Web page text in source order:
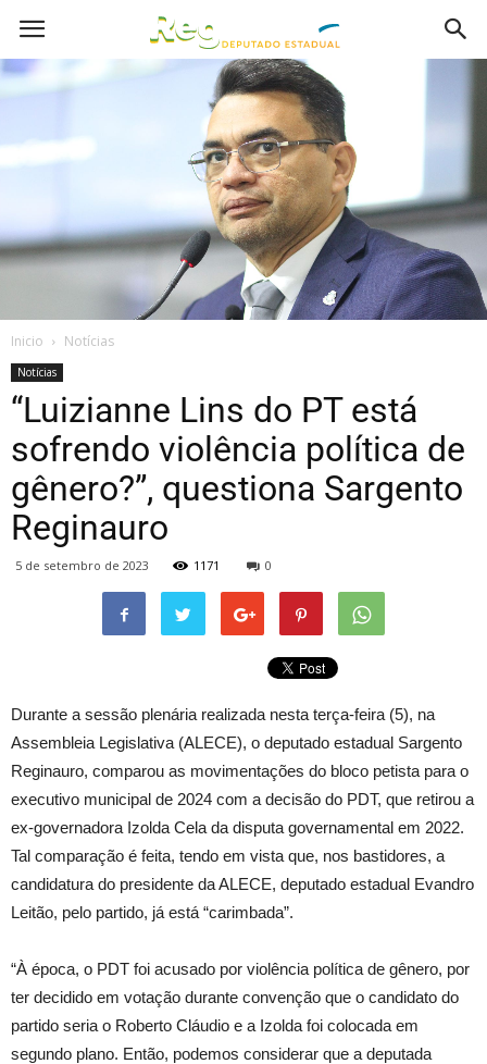
Inicio Notícias
Notícias
“Luizianne Lins do PT está
sofrendo violência política de
gênero?”, questiona Sargento
Reginauro
5 de setembro de 2023 1171 0
Durante a sessão plenária realizada nesta terça-feira (5), na
Assembleia Legislativa (ALECE), o deputado estadual Sargento
Reginauro, comparou as movimentações do bloco petista para o
executivo municipal de 2024 com a decisão do PDT, que retirou a
ex-governadora Izolda Cela da disputa governamental em 2022.
Tal comparação é feita, tendo em vista que, nos bastidores, a
candidatura do presidente da ALECE, deputado estadual Evandro
Leitão, pelo partido, já está “carimbada”.
“À época, o PDT foi acusado por violência política de gênero, por
ter decidido em votação durante convenção que o candidato do
partido seria o Roberto Cláudio e a Izolda foi colocada em
segundo plano. Então, podemos considerar que a deputada